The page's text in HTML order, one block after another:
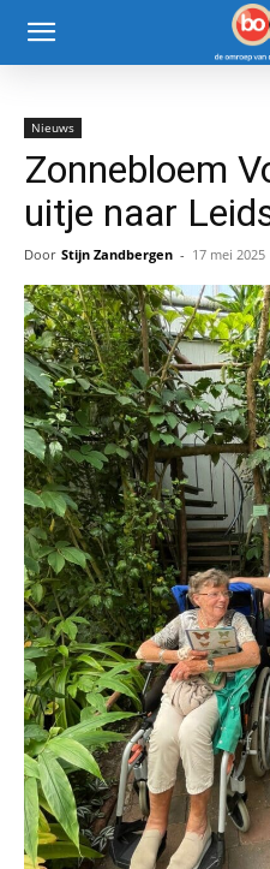
Nieuws
Zonnebloem
uitje naar
Door Stijn Zandbergen - 17 mei 2025